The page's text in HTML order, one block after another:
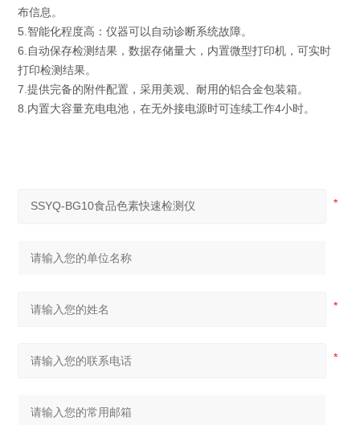
布信息。
5.智能化程度高：仪器可以自动诊断系统故障。
6.自动保存检测结果，数据存储量大，内置微型打印机，可实时
打印检测结果。
7.提供完备的附件配置，采用美观、耐用的铝合金包装箱。
8.内置大容量充电电池，在无外接电源时可连续工作4小时。